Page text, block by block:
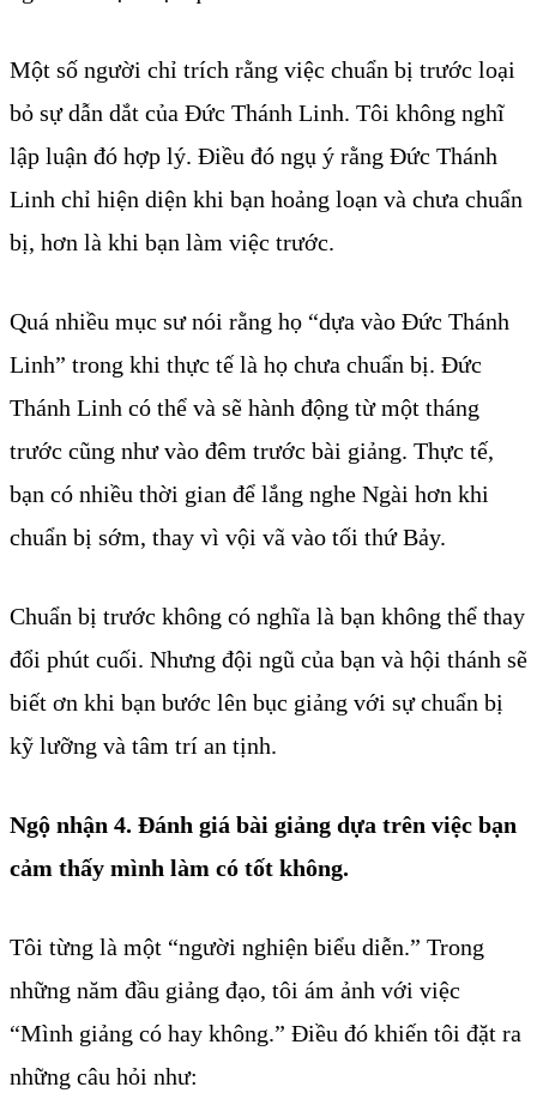
Một số người chỉ trích rằng việc chuẩn bị trước loại
bỏ sự dẫn dắt của Đức Thánh Linh. Tôi không nghĩ
lập luận đó hợp lý. Điều đó ngụ ý rằng Đức Thánh
Linh chỉ hiện diện khi bạn hoảng loạn và chưa chuẩn
bị, hơn là khi bạn làm việc trước.
Quá nhiều mục sư nói rằng họ “dựa vào Đức Thánh
Linh” trong khi thực tế là họ chưa chuẩn bị. Đức
Thánh Linh có thể và sẽ hành động từ một tháng
trước cũng như vào đêm trước bài giảng. Thực tế,
bạn có nhiều thời gian để lắng nghe Ngài hơn khi
chuẩn bị sớm, thay vì vội vã vào tối thứ Bảy.
Chuẩn bị trước không có nghĩa là bạn không thể thay
đổi phút cuối. Nhưng đội ngũ của bạn và hội thánh sẽ
biết ơn khi bạn bước lên bục giảng với sự chuẩn bị
kỹ lưỡng và tâm trí an tịnh.
Ngộ nhận 4. Đánh giá bài giảng dựa trên việc bạn
cảm thấy mình làm có tốt không.
Tôi từng là một “người nghiện biểu diễn.” Trong
những năm đầu giảng đạo, tôi ám ảnh với việc
“Mình giảng có hay không.” Điều đó khiến tôi đặt ra
những câu hỏi như: